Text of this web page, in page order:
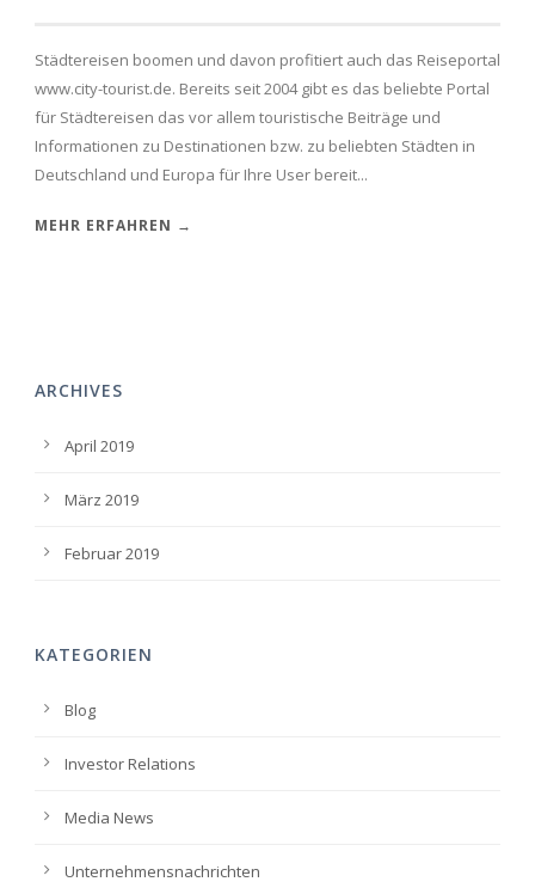
Städtereisen boomen und davon profitiert auch das Reiseportal
www.city-tourist.de. Bereits seit 2004 gibt es das beliebte Portal
für Städtereisen das vor allem touristische Beiträge und
Informationen zu Destinationen bzw. zu beliebten Städten in
Deutschland und Europa für Ihre User bereit...
MEHR ERFAHREN →
ARCHIVES
April 2019
März 2019
Februar 2019
KATEGORIEN
Blog
Investor Relations
Media News
Unternehmensnachrichten